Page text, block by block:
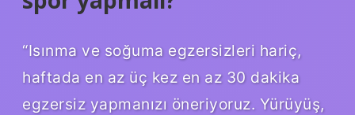
“Isınma ve soğuma egzersizleri hariç,
haftada en az üç kez en az 30 dakika
egzersiz yapmanızı öneriyoruz. Yürüyüş,